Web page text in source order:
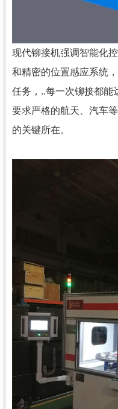
现代铆接机强调智能化
和精密的位置感应系统
任务，..每一次铆接都能
要求严格的航天、汽车
的关键所在。